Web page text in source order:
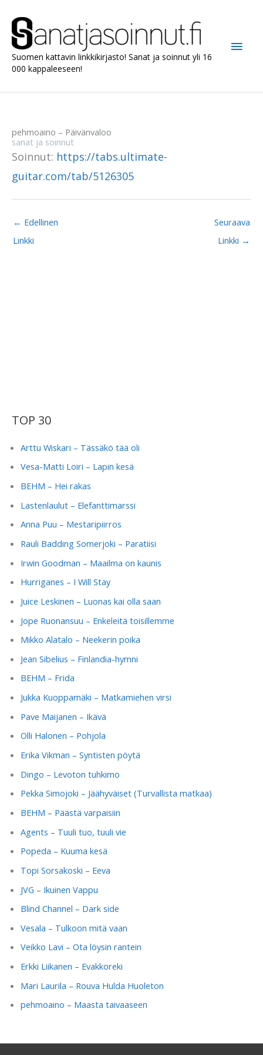
sisältöön
Suomen kattavin linkkikirjasto! Sanat ja soinnut yli 16
000 kappaleeseen!
pehmoaino – Päivänvaloo
sanat ja soinnut
Soinnut: https://tabs.ultimate-
guitar.com/tab/5126305
← Edellinen
Linkki
Seuraava
Linkki →
TOP 30
Arttu Wiskari – Tässäkö tää oli
Vesa-Matti Loiri – Lapin kesä
BEHM – Hei rakas
Lastenlaulut – Elefanttimarssi
Anna Puu – Mestaripiirros
Rauli Badding Somerjoki – Paratiisi
Irwin Goodman – Maailma on kaunis
Hurriganes – I Will Stay
Juice Leskinen – Luonas kai olla saan
Jope Ruonansuu – Enkeleitä toisillemme
Mikko Alatalo – Neekerin poika
Jean Sibelius – Finlandia-hymni
BEHM – Frida
Jukka Kuoppamäki – Matkamiehen virsi
Pave Maijanen – Ikävä
Olli Halonen – Pohjola
Erika Vikman – Syntisten pöytä
Dingo – Levoton tuhkimo
Pekka Simojoki – Jäähyväiset (Turvallista matkaa)
BEHM – Päästä varpaisiin
Agents – Tuuli tuo, tuuli vie
Popeda – Kuuma kesä
Topi Sorsakoski – Eeva
JVG – Ikuinen Vappu
Blind Channel – Dark side
Vesala – Tulkoon mitä vaan
Veikko Lavi – Ota löysin rantein
Erkki Liikanen – Evakkoreki
Mari Laurila – Rouva Hulda Huoleton
pehmoaino – Maasta taivaaseen